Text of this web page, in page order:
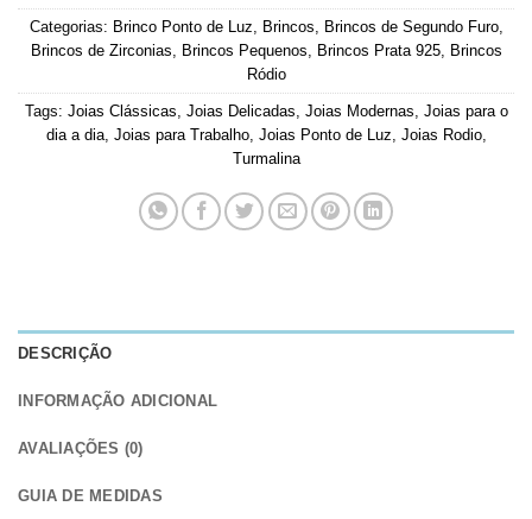
Categorias: Brinco Ponto de Luz Brincos Brincos de Segundo Furo,
Brincos de Zirconias
Brincos Pequenos Brincos Prata 925, Brincos
Ródio
Tags: Joias Clássicas Joias Delicadas Joias Modernas Joias para o
dia a dia, Joias para Trabalho, Joias Ponto de Luz Joias Rodio,
Turmalina
DESCRIÇÃO
INFORMAÇÃO ADICIONAL
AVALIAÇÕES (0)
GUIA DE MEDIDAS